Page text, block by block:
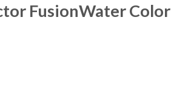
FusionWater Color